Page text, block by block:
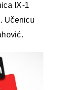
IX-1
Učenicu